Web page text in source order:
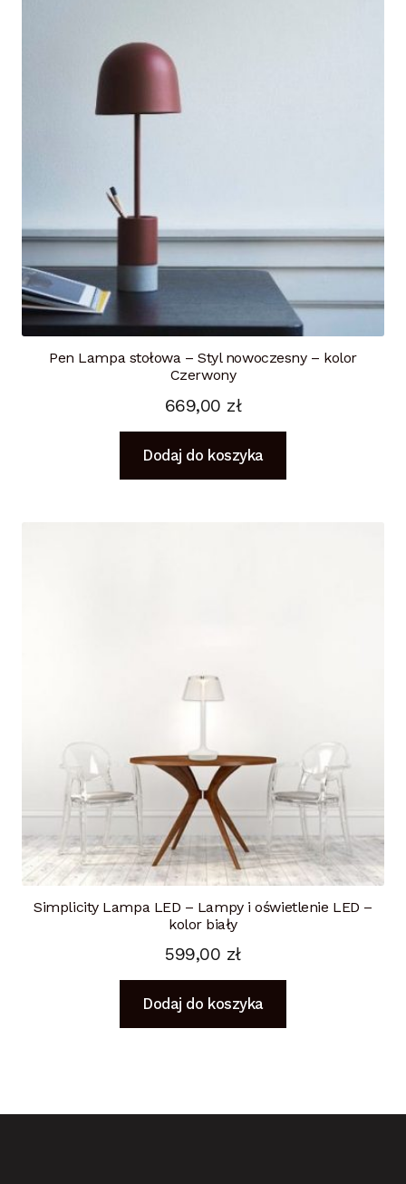
Pen Lampa stołowa – Styl nowoczesny – kolor
Czerwony
669,00 zł
Dodaj do koszyka
Simplicity Lampa LED – Lampy i oświetlenie LED –
kolor biały
599,00 zł
Dodaj do koszyka